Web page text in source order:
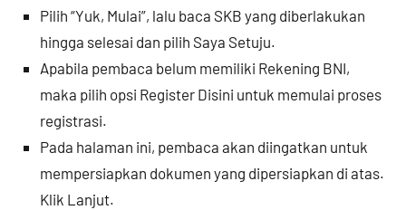
Pilih “Yuk, Mulai”, lalu baca SKB yang diberlakukan
hingga selesai dan pilih Saya Setuju.
Apabila pembaca belum memiliki Rekening BNI,
maka pilih opsi Register Disini untuk memulai proses
registrasi.
Pada halaman ini, pembaca akan diingatkan untuk
mempersiapkan dokumen yang dipersiapkan di atas.
Klik Lanjut.